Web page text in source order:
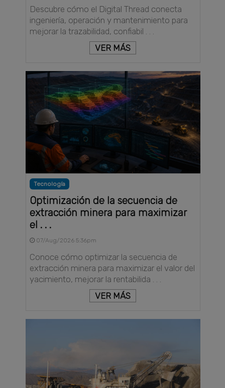
Descubre cómo el Digital Thread conecta
ingeniería, operación y mantenimiento para
mejorar la trazabilidad, confiabil . . .
VER MÁS
Tecnología
Optimización de la secuencia de
extracción minera para maximizar
el . . .
07/Aug/2026 5:36pm
Conoce cómo optimizar la secuencia de
extracción minera para maximizar el valor del
yacimiento, mejorar la rentabilida . . .
VER MÁS